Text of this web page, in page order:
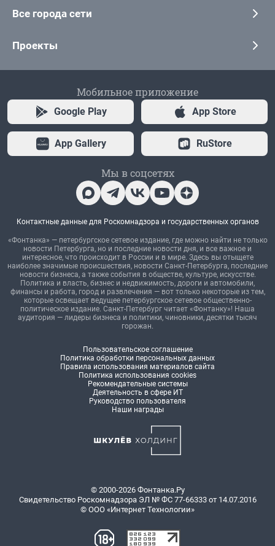
Все города сети
Проекты
Мобильное приложение
Google Play App Store
App Gallery RuStore
Мы в соцсетях
Контактные данные для Роскомнадзора и государственных органов
«Фонтанка» — петербургское сетевое издание, где можно найти не только
новости Петербурга, но и последние новости дня, и все важное и
интересное, что происходит в России и в мире. Здесь вы отыщете
наиболее значимые происшествия, новости Санкт-Петербурга, последние
новости бизнеса, а также события в обществе, культуре, искусстве.
Политика и власть, бизнес и недвижимость, дороги и автомобили,
финансы и работа, город и развлечения — вот только некоторые из тем,
которые освещает ведущее петербургское сетевое общественно-
политическое издание. Санкт-Петербург читает «Фонтанку»! Наша
аудитория — лидеры бизнеса и политики, чиновники, десятки тысяч
горожан.
Пользовательское соглашение
Политика обработки персональных данных
Правила использования материалов сайта
Политика использования cookies
Рекомендательные системы
Деятельность в сфере ИТ
Руководство пользователя
Наши награды
© 2000-2026 Фонтанка.Ру
Свидетельство Роскомнадзора ЭЛ № ФС 77-66333 от 14.07.2016
© ООО «Интернет Технологии»